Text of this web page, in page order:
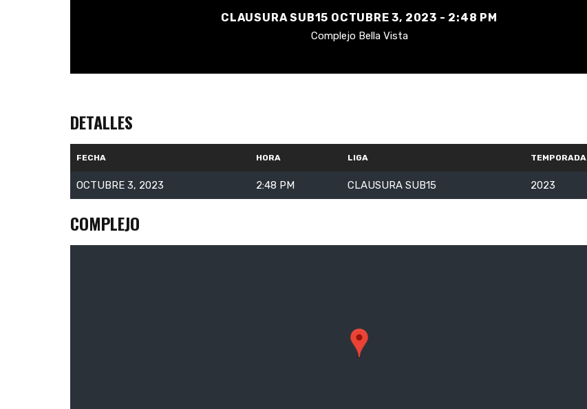
CLAUSURA SUB15 OCTUBRE 3, 2023 - 2:48 PM
Complejo Bella Vista
DETALLES
FECHA HORA LIGA TEMPORADA
OCTUBRE 3, 2023 2:48 PM CLAUSURA SUB15 2023
COMPLEJO